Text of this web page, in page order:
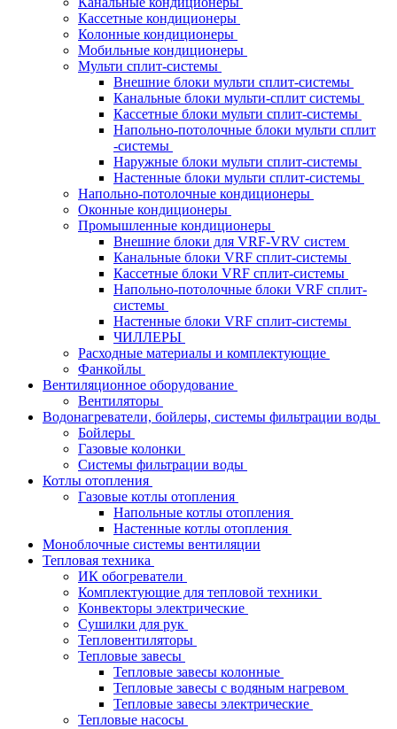
Кассетные кондиционеры
Колонные кондиционеры
Мобильные кондиционеры
Мульти сплит-системы
Внешние блоки мульти сплит-системы
Канальные блоки мульти-сплит системы
Кассетные блоки мульти сплит-системы
Напольно-потолочные блоки мульти сплит
-системы
Наружные блоки мульти сплит-системы
Настенные блоки мульти сплит-системы
Напольно-потолочные кондиционеры
Оконные кондиционеры
Промышленные кондиционеры
Внешние блоки для VRF-VRV систем
Канальные блоки VRF сплит-системы
Кассетные блоки VRF сплит-системы
Напольно-потолочные блоки VRF сплит-
системы
Настенные блоки VRF сплит-системы
ЧИЛЛЕРЫ
Расходные материалы и комплектующие
Фанкойлы
Вентиляционное оборудование
Вентиляторы
Водонагреватели, бойлеры, системы фильтрации воды
Бойлеры
Газовые колонки
Системы фильтрации воды
Котлы отопления
Газовые котлы отопления
Напольные котлы отопления
Настенные котлы отопления
Моноблочные системы вентиляции
Тепловая техника
ИК обогреватели
Комплектующие для тепловой техники
Конвекторы электрические
Сушилки для рук
Тепловентиляторы
Тепловые завесы
Тепловые завесы колонные
Тепловые завесы с водяным нагревом
Тепловые завесы электрические
Тепловые насосы